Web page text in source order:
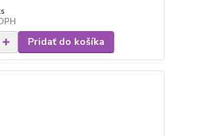
Pridať do košíka